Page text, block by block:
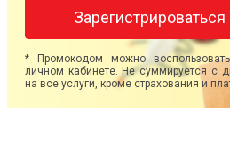
Зарегистрироваться
* Промокодом можно
личном кабинете. Не суммируется с
на все услуги, кроме страхования и